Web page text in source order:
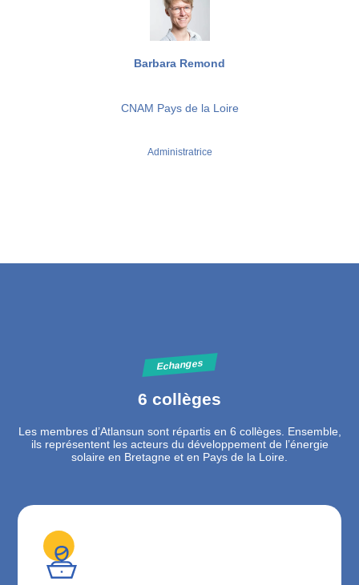
Barbara Remond
CNAM Pays de la Loire
Administratrice
Echanges
6 collèges
Les membres d’Atlansun sont répartis en 6 collèges. Ensemble,
ils représentent les acteurs du développement de l’énergie
solaire en Bretagne et en Pays de la Loire.